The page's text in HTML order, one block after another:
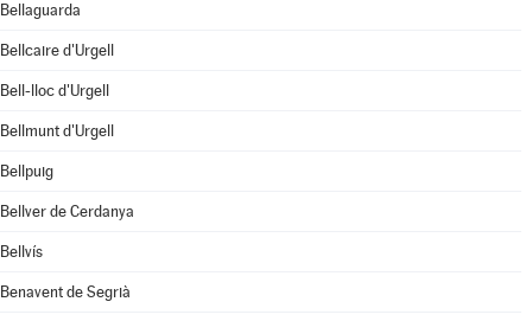
Bellaguarda
Bellcaire d'Urgell
Bell-lloc d'Urgell
Bellmunt d'Urgell
Bellpuig
Bellver de Cerdanya
Bellvís
Benavent de Segrià